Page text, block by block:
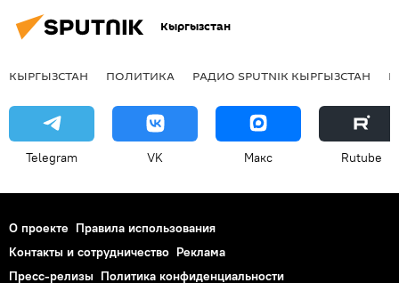
Кыргызстан
КЫРГЫЗСТАН ПОЛИТИКА РАДИО SPUTNIK КЫРГЫЗСТАН
Telegram VK Макс Rutube
О проекте Правила использования
Контакты и сотрудничество Реклама
Пресс-релизы Политика конфиденциальности